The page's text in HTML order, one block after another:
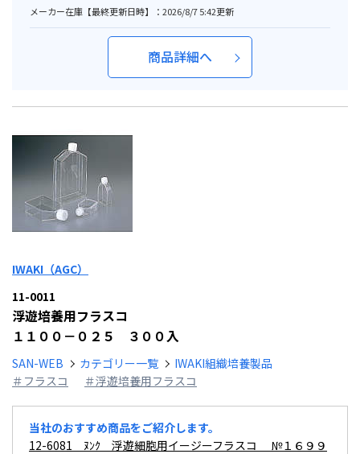
メーカー在庫【最終更新日時】：2026/8/7 5:42更新
商品詳細へ
IWAKI（AGC）
11-0011
浮遊培養用フラスコ
１１００－０２５ ３００入
SAN-WEB カテゴリー一覧
IWAKI組織培養製品
＃フラスコ
＃浮遊培養用フラスコ
当社のおすすめ商品をご紹介します。
12-6081 ﾇﾝｸ 浮遊細胞用イージーフラスコ №１６９９